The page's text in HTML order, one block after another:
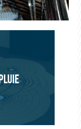
collés sur